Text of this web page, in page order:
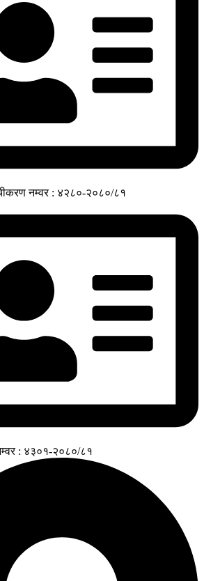
नम्वर : ४२८०-२०८०/८१
: ४३०१-२०८०/८१